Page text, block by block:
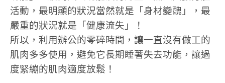
活動，最明顯的狀況當然就是「身材變醜」，最
嚴重的狀況就是「健康流失」！
所以，利用辦公的零碎時間，讓一直沒有做工的
肌肉多多使用，避免它長期睡著失去功能，讓過
度緊繃的肌肉適度放鬆！